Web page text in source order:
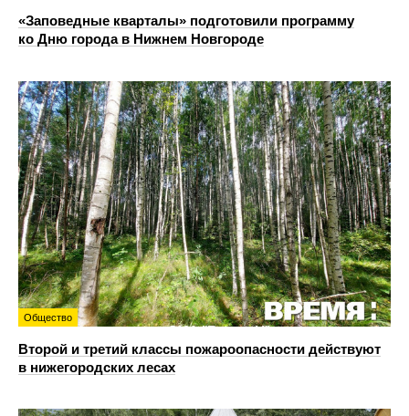
«Заповедные кварталы» подготовили программу
ко Дню города в Нижнем Новгороде
Общество
Второй и третий классы пожароопасности действуют
в нижегородских лесах